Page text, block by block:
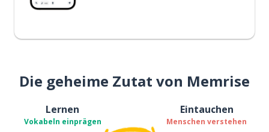
Die geheime Zutat von Memrise
Lernen
Vokabeln einprägen
Eintauchen
Menschen verstehen